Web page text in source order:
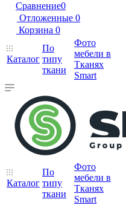
Сравнение0
Отложенные 0
Корзина 0
Каталог
По
типу
ткани
Фото
мебели в
Тканях
Smart
Каталог
По
типу
ткани
Фото
мебели в
Тканях
Smart